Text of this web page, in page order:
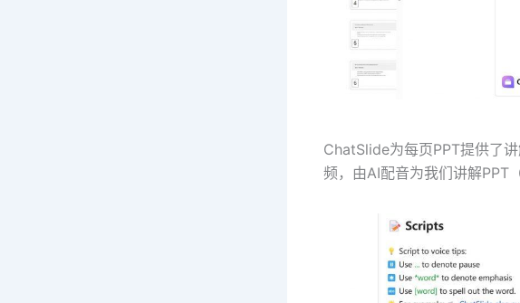
ChatSlide为每页PPT提供了
频，由AI配音为我们讲解PPT